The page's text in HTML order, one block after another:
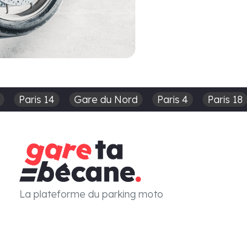
Paris 14 Gare du Nord Paris 4 Paris 18
La plateforme du parking moto